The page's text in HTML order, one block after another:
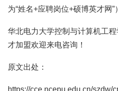
为“姓名+应聘岗位+硕博英才网”）
华北电力大学控制与计算机工
才加盟欢迎来电咨询！
原文出处：
https://cce.ncepu.edu.cn/szdw/